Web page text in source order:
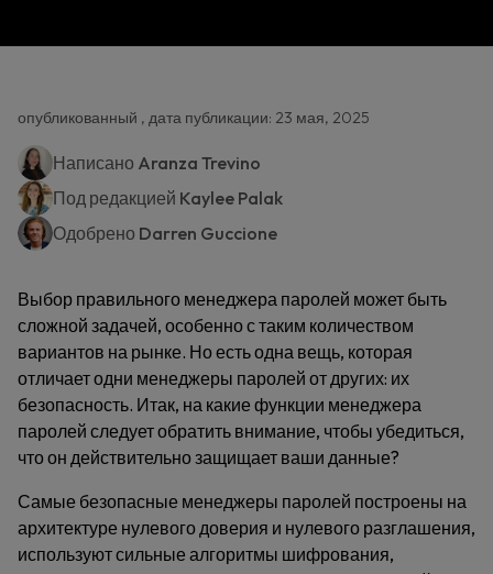
опубликованный , дата публикации: 23 мая, 2025
Написано Aranza Trevino
Под редакцией Kaylee Palak
Одобрено Darren Guccione
Выбор правильного менеджера паролей может быть
сложной задачей, особенно с таким количеством
вариантов на рынке. Но есть одна вещь, которая
отличает одни менеджеры паролей от других: их
безопасность. Итак, на какие функции менеджера
паролей следует обратить внимание, чтобы убедиться,
что он действительно защищает ваши данные?
Самые безопасные менеджеры паролей построены на
архитектуре нулевого доверия и нулевого разглашения,
используют сильные алгоритмы шифрования,